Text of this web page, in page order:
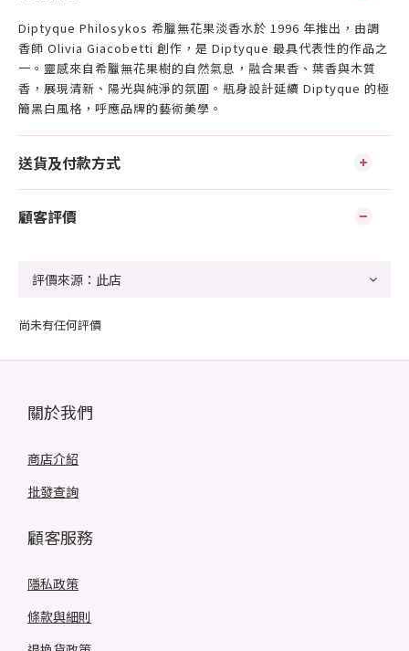
Diptyque Philosykos 希臘無花果淡香水於 1996 年推出，由調
香師 Olivia Giacobetti 創作，是 Diptyque 最具代表性的作品之
一。靈感來自希臘無花果樹的自然氣息，融合果香、葉香與木質
香，展現清新、陽光與純淨的氛圍。瓶身設計延續 Diptyque 的極
簡黑白風格，呼應品牌的藝術美學。
送貨及付款方式
顧客評價
尚未有任何評價
關於我們
商店介紹
批發查詢
顧客服務
隱私政策
條款與細則